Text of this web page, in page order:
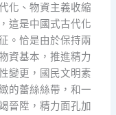
化、物資主義收縮
這是中國式古代化
。恰是由於保持兩
資基本，推進精力
變更，國民文明素
的蕾絲絲帶，和一
晉陞，精力面孔加